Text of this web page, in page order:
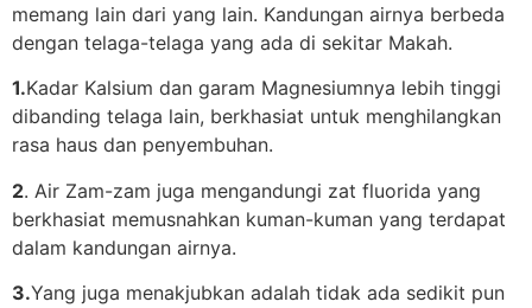
memang lain dari yang lain. Kandungan airnya berbeda
dengan telaga-telaga yang ada di sekitar Makah.
1.Kadar Kalsium dan garam Magnesiumnya lebih tinggi
dibanding telaga lain, berkhasiat untuk menghilangkan
rasa haus dan penyembuhan.
2. Air Zam-zam juga mengandungi zat fluorida yang
berkhasiat memusnahkan kuman-kuman yang terdapat
dalam kandungan airnya.
3.Yang juga menakjubkan adalah tidak ada sedikit pun